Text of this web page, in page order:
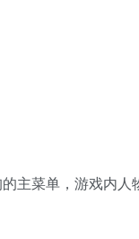
主菜单，游戏内